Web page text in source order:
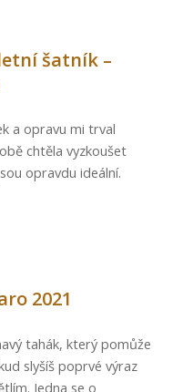
šatník –
a opravu mi trval
chtěla vyzkoušet
opravdu ideální.
2021
tahák, který pomůže
slyšíš poprvé výraz
Jedna se o